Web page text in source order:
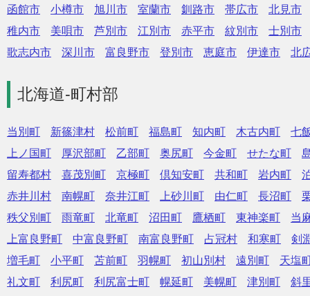
函館市 小樽市 旭川市 室蘭市 釧路市 帯広市
北見市
稚内市
美唄市 芦別市 江別市 赤平市 紋別市
士別市
歌志内市
深川市 富良野市 登別市 恵庭市 伊達市 北
北海道-町村部
当別町 新篠津村 松前町 福島町 知内町 木古内町
七
上ノ国町
厚沢部町 乙部町 奥尻町 今金町 せたな町
留寿都村
喜茂別町 京極町 倶知安町 共和町 岩内町
赤井川村
南幌町 奈井江町 上砂川町 由仁町 長沼町
秩父別町
雨竜町 北竜町 沼田町 鷹栖町 東神楽町
当
上富良野町
中富良野町 南富良野町 占冠村 和寒町
剣
増毛町
小平町 苫前町 羽幌町 初山別村 遠別町
天塩
礼文町
利尻町 利尻富士町 幌延町 美幌町 津別町
斜